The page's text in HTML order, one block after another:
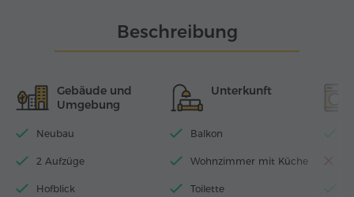
Beschreibung
Gebäude und
Umgebung
Neubau
2 Aufzüge
Hofblick
Unterkunft
Balkon
Wohnzimmer mit Küche
Toilette